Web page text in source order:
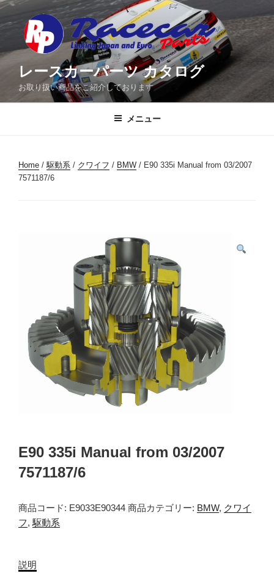
コ
ン
ン
レースカーパーツ カタログ
お取り扱い商品をご紹介しております
メニュー
Home /駆動系 / クワイフ / BMW / E90 335i Manual from 03/2007
7571187/6
E90 335i Manual from 03/2007
7571187/6
商品コード: E9033E90344 商品カテゴリー: BMW, クワイ
フ, 駆動系
説明